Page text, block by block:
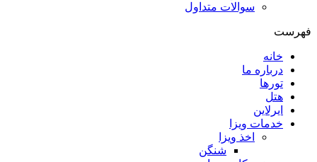
سوالات متداول
فهرست
خانه
درباره ما
تورها
هتل
ایرلاین
خدمات ویزا
اخذ ویزا
شنگن